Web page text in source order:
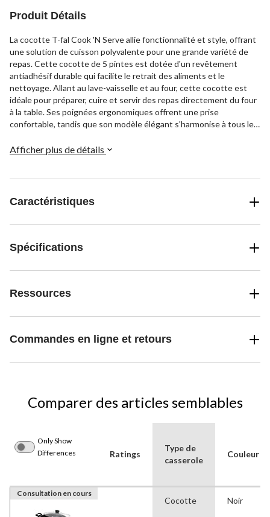
Produit Détails
La cocotte T-fal Cook 'N Serve allie fonctionnalité et style, offrant
une solution de cuisson polyvalente pour une grande variété de
repas. Cette cocotte de 5 pintes est dotée d'un revêtement
antiadhésif durable qui facilite le retrait des aliments et le
nettoyage. Allant au lave-vaisselle et au four, cette cocotte est
idéale pour préparer, cuire et servir des repas directement du four
à la table. Ses poignées ergonomiques offrent une prise
confortable, tandis que son modèle élégant s'harmonise à tous les
Afficher plus de détails
Caractéristiques
Spécifications
Ressources
Commandes en ligne et retours
Comparer des articles semblables
Only Show
Differences
Ratings
Type de
casserole
Couleur
Consultation en cours
Cocotte Noir